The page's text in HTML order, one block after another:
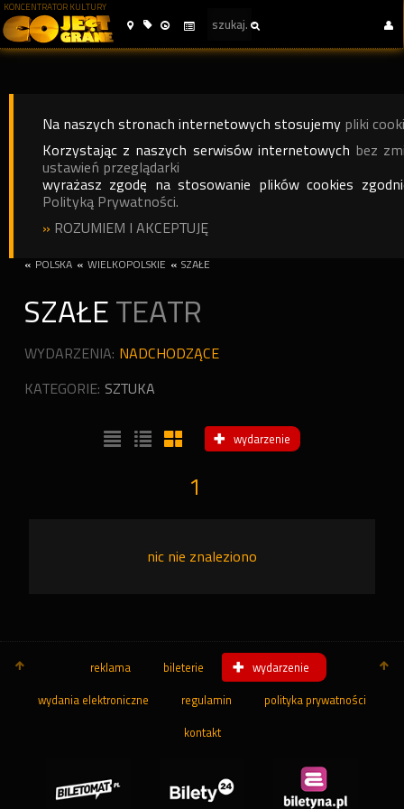
KONCENTRATOR KULTURY
Na naszych stronach internetowych stosujemy pliki
Korzystając z naszych serwisów internetowych bez
ustawień przeglądarki
wyrażasz zgodę na stosowanie plików cookies
Polityką Prywatności.
» ROZUMIEM I AKCEPTUJĘ
« POLSKA « WIELKOPOLSKIE « SZAŁE
SZAŁETEATR
WYDARZENIA: NADCHODZĄCE
KATEGORIE: SZTUKA
wydarzenie
1
nic nie znaleziono
reklama bileterie wydarzenie
wydania elektroniczne regulamin polityka prywatności
kontakt